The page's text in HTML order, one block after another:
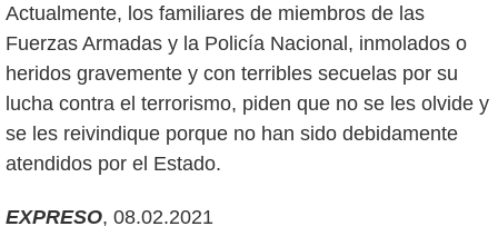
Actualmente, los familiares de miembros de las
Fuerzas Armadas y la Policía Nacional, inmolados o
heridos gravemente y con terribles secuelas por su
lucha contra el terrorismo, piden que no se les olvide y
se les reivindique porque no han sido debidamente
atendidos por el Estado.
EXPRESO, 08.02.2021